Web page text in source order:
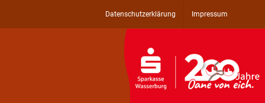
Datenschutzerklärung Impressum